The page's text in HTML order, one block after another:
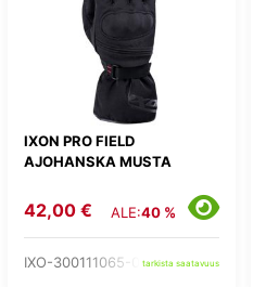
IXON PRO FIELD
AJOHANSKA MUSTA
42,00 € ALE:40 %
IXO-300111065-01-tarkista saatavuus